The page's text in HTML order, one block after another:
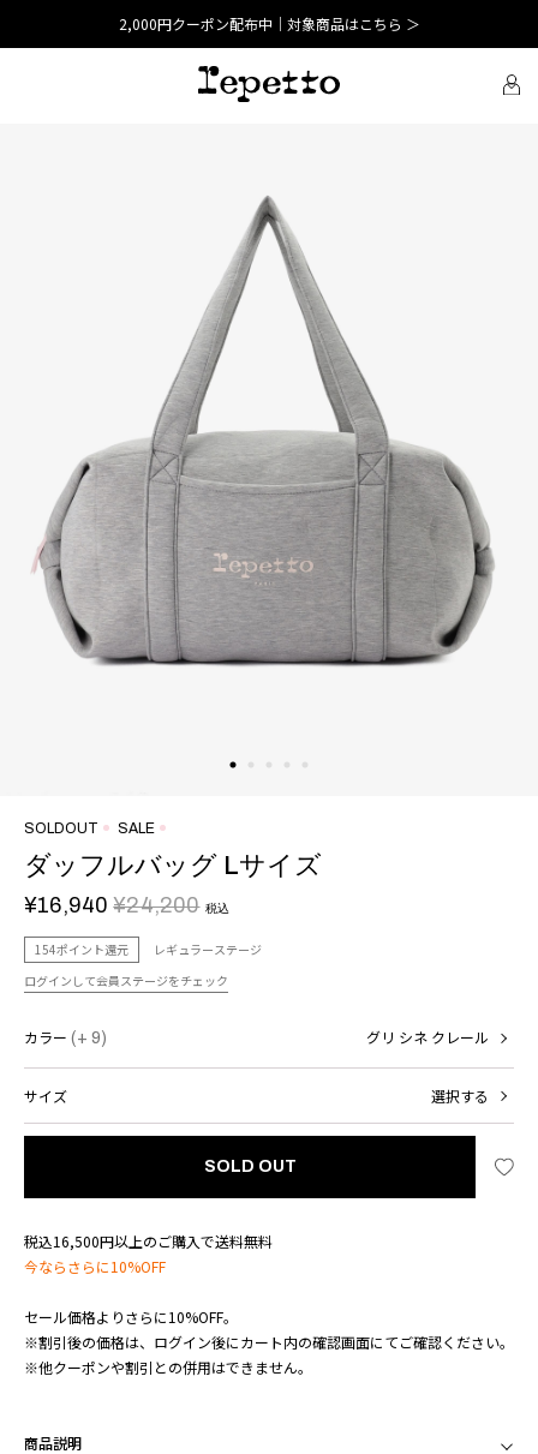
2,000円クーポン配布中｜対象商品はこちら ＞
SOLDOUT SALE
ダッフルバッグ Lサイズ
¥16,940 ¥24,200 税込
154ポイント還元
レギュラーステージ
ログインして会員ステージをチェック
カラー (+ 9) グリ シネ クレール
サイズ 選択する
SOLD OUT
税込16,500円以上のご購入で送料無料
今ならさらに10%OFF
セール価格よりさらに10%OFF。
※割引後の価格は、ログイン後にカート内の確認画面にてご確認ください。
※他クーポンや割引との併用はできません。
商品説明